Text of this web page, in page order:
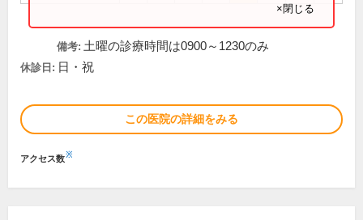
×閉じる
備考: 土曜の診療時間は0900～1230のみ
休診日: 日・祝
この医院の詳細をみる
アクセス数※